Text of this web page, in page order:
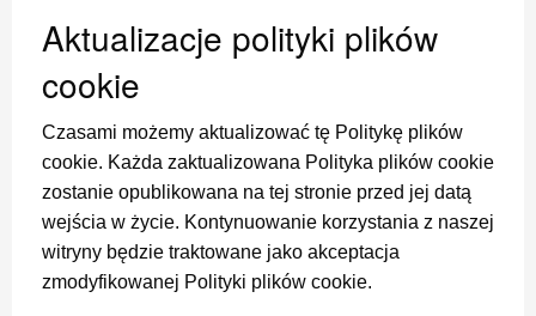
Aktualizacje polityki plików
cookie
Czasami możemy aktualizować tę Politykę plików
cookie. Każda zaktualizowana Polityka plików cookie
zostanie opublikowana na tej stronie przed jej datą
wejścia w życie. Kontynuowanie korzystania z naszej
witryny będzie traktowane jako akceptacja
zmodyfikowanej Polityki plików cookie.